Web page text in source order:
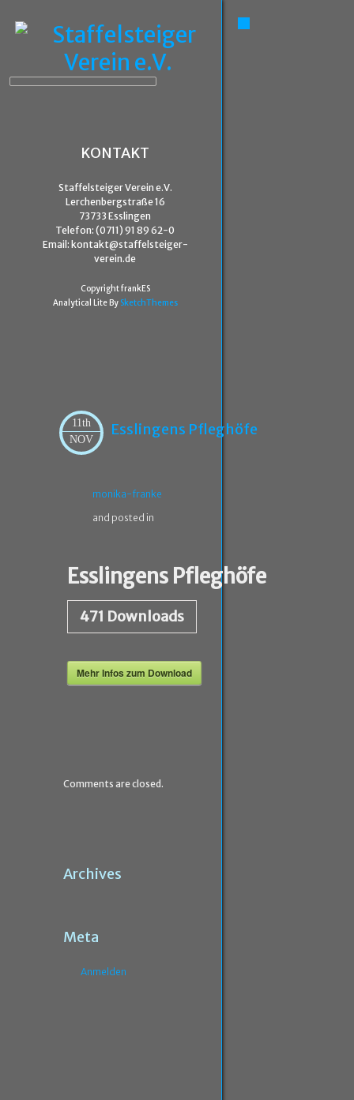
KONTAKT
Staffelsteiger Verein e.V.
Lerchenbergstraße 16
73733 Esslingen
Telefon: (0711) 91 89 62-0
Email: kontakt@staffelsteiger-
verein.de
Copyright frankES
Analytical Lite By SketchThemes
11th
NOV
Esslingens Pfleghöfe
monika-franke
and posted in
Esslingens Pfleghöfe
471 Downloads
Mehr Infos zum Download
Comments are closed.
Archives
Meta
Anmelden